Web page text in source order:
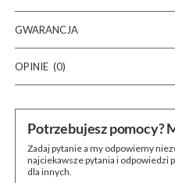
GWARANCJA
OPINIE (0)
Potrzebujesz pomocy?
Zadaj pytanie a my odpowiemy
najciekawsze pytania i odpowiedzi
dla innych.